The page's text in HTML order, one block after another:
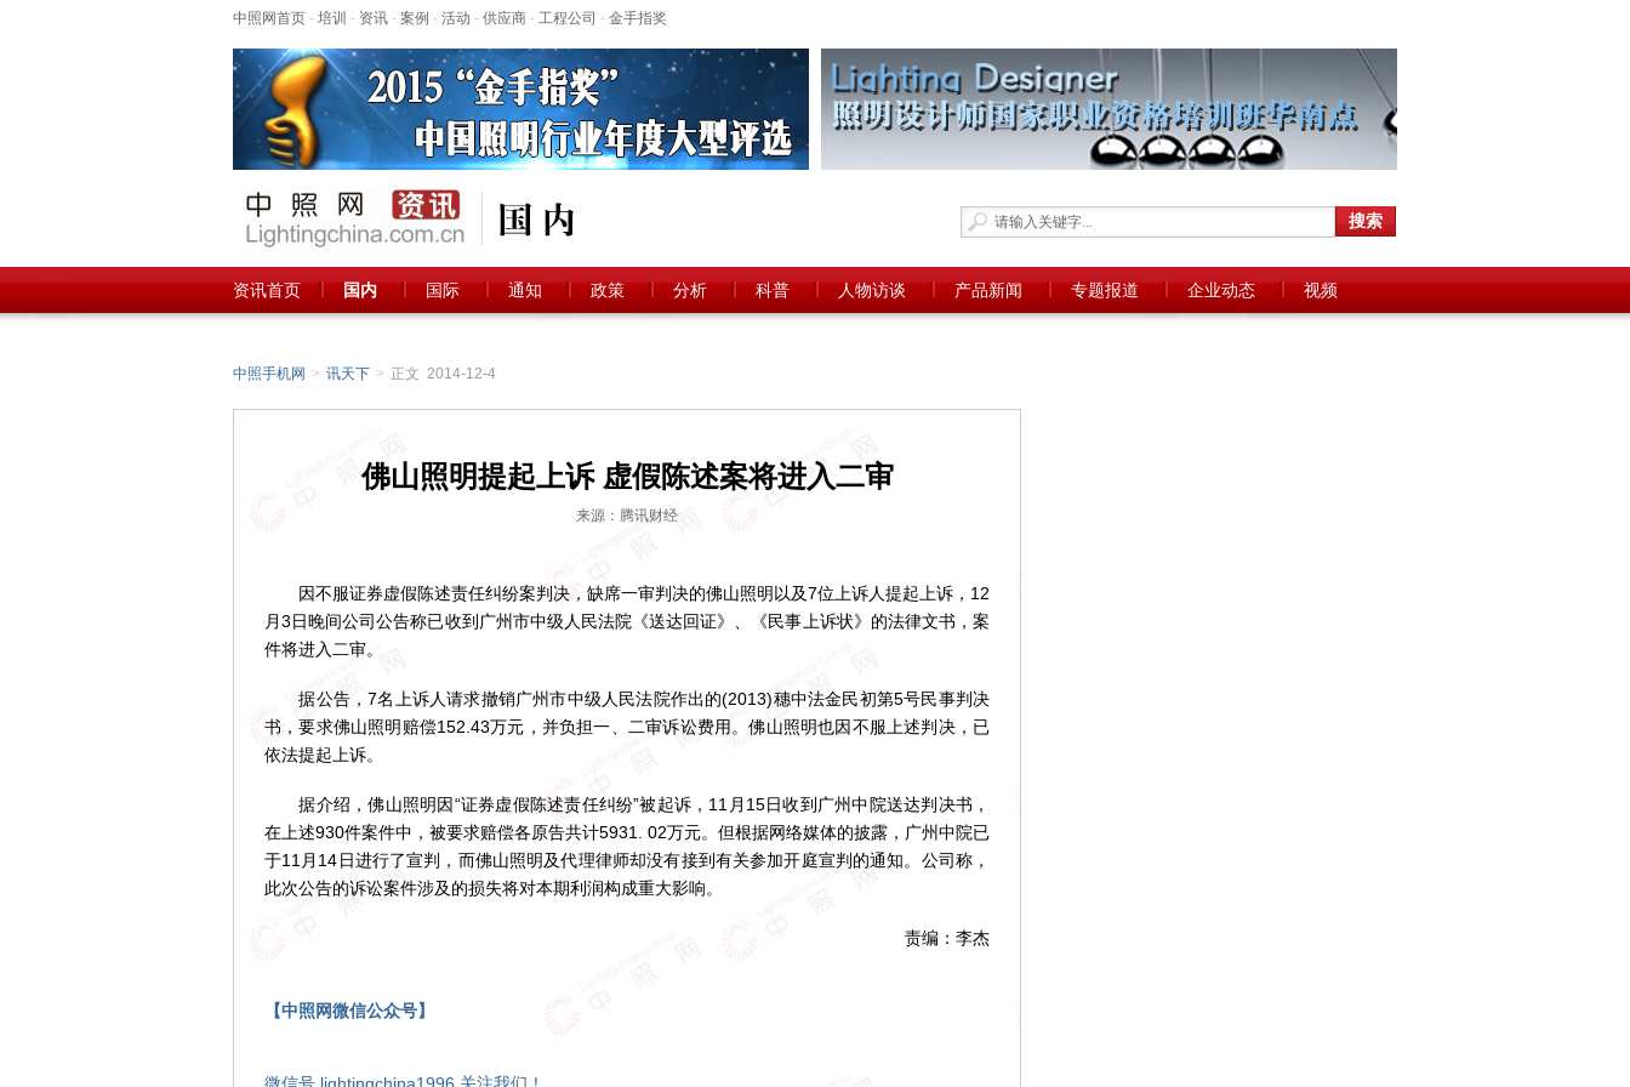
中照网首页 - 培训 - 资讯 - 案例 - 活动 - 供应商 - 工程公司 - 金手指奖
资讯首页 国内 国际 通知 政策 分析 科普 人物访谈 产品新闻 专题报道 企业动态 视频
中照手机网 > 讯天下 > 正文 2014-12-4
佛山照明提起上诉 虚假陈述案将进入二审
来源：腾讯财经
因不服证券虚假陈述责任纠纷案判决，缺席一审判决的佛山照明以及7位上诉人提起上诉，12
月3日晚间公司公告称已收到广州市中级人民法院《送达回证》、《民事上诉状》的法律文书，案
件将进入二审。
据公告，7名上诉人请求撤销广州市中级人民法院作出的(2013)穗中法金民初第5号民事判决
书，要求佛山照明赔偿152.43万元，并负担一、二审诉讼费用。佛山照明也因不服上述判决，已
依法提起上诉。
据介绍，佛山照明因“证券虚假陈述责任纠纷”被起诉，11月15日收到广州中院送达判决书，
在上述930件案件中，被要求赔偿各原告共计5931. 02万元。但根据网络媒体的披露，广州中院已
于11月14日进行了宣判，而佛山照明及代理律师却没有接到有关参加开庭宣判的通知。公司称，
此次公告的诉讼案件涉及的损失将对本期利润构成重大影响。
责编：李杰
【中照网微信公众号】